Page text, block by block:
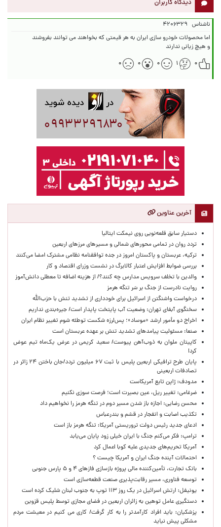
دیدگاه کاربران
ناشناس ۴۲۰۶۳۲۹
و هیچ زیانی ندارند
۰
۱ ۰ ۰ ۰
آخرین عناوین
دستیار سابق قلعه‌نویی روی نیمکت ایتالیا
تردد روان در تمامی محورهای شمالی و مسیرهای مرزهای اربعین
ترکیه، عربستان و پاکستان امروز در جده توافقنامه نظامی مشترک امضا می‌کنند
بررسی ضوابط افزایش اعتبار کالابرگ در نشست وزرای اقتصاد و کار
والدین با تخلف سرویس مدارس چه کنند؟/ از هزینه اضافه تا معطلی دانش‌آموز
روایت نادرست از جنگ بر سَر تنگه هرمز
درخواست واشنگتن از اسرائیل برای خودداری از تشدید تنش با حزب‌الله
سخنگوی آبفای تهران: وضعیت آب پایتخت پایدار است/ جیره‌بندی نداریم
اخراج دو مأمور ارشد «موساد»؛ پس‌لرزه شکست توطئه شوم تغییر نظام ایران
صنعا: مسئولیت پیامدهای تشدید تنش بر عهده عربستان است
کاپیتان ملوان به ذوب‌آهن پیوست/ سعید کریمی در عرض یک‌ماه تیم عوض
کرد!
پایان طرح ترافیکی اربعین پلیس با ثبت ۶۷ میلیون تردد/جان باختن ۲۴ زائر در
تصادفات اربعینی
مدودف: ژاپن تابع آمریکاست
ضرغامی: تغییر ریل، عین بصیرت است؛ فرصت سوزی نکنیم
محسن رضایی: اجازه باز شدن مسیر دوم در تنگه هرمز را نخواهیم داد
تکذیب اصابت و انفجار در قشم و بندرعباس
ادعای جدید رئیس دولت تروریستی آمریکا: تنگه هرمز باز است
ترامپ: فکر می‌کنم جنگ با ایران خیلی زود پایان می‌یابد
آمریکا تحریم‌های جدیدی علیه کوبا اعمال کرد
احتمالات آینده جنگ ایران و آمریکا چیست ؟
بانک تجارت، تأمین‌کننده مالی پروژه بازسازی فازهای ۴ و ۵ پارس جنوبی
توسعه فناوری، مسیر رقابت‌پذیری صنعت قطعه‌سازی است
یونیفل: ارتش اسرائیل در یک روز ۱۱۳ توپ به جنوب لبنان شلیک کرده است
دستگیری عامل توهین به زائران اربعین در فضای مجازی توسط پلیس قزوین
پزشکیان: باید افراد کارآمدتر را به کار گرفت/ کاری می کنیم در معیشت مردم
مشکلی پیش نیاید